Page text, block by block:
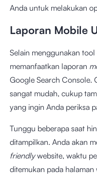
Anda untuk melakukan
Laporan Mobile
Selain menggunakan
memanfaatkan laporan
Google Search Console.
sangat mudah, cukup
yang ingin Anda periksa
Tunggu beberapa saat
ditampilkan. Anda akan
friendlywebsite, waktu
ditemukan pada